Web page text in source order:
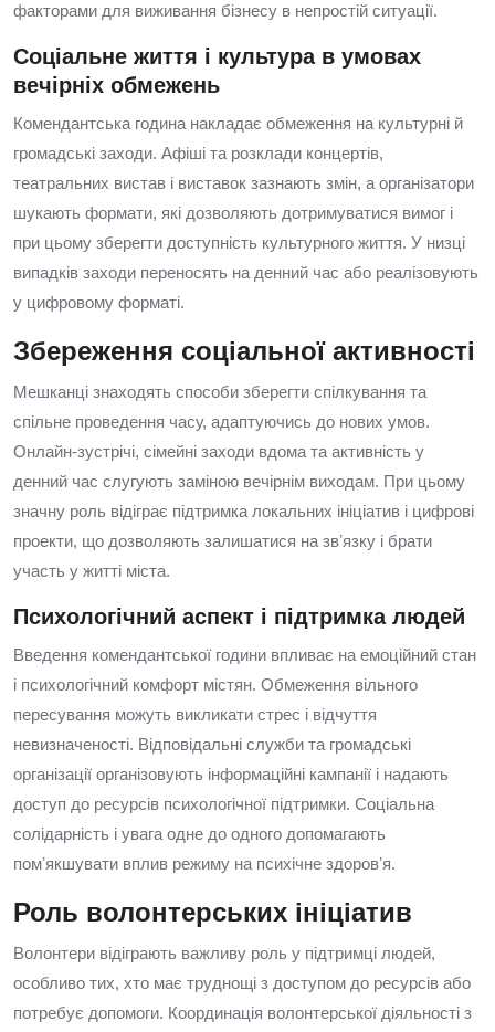
факторами для виживання бізнесу в непростій ситуації.
Соціальне життя і культура в умовах
вечірніх обмежень
Комендантська година накладає обмеження на культурні й
громадські заходи. Афіші та розклади концертів,
театральних вистав і виставок зазнають змін, а організатори
шукають формати, які дозволяють дотримуватися вимог і
при цьому зберегти доступність культурного життя. У низці
випадків заходи переносять на денний час або реалізовують
у цифровому форматі.
Збереження соціальної активності
Мешканці знаходять способи зберегти спілкування та
спільне проведення часу, адаптуючись до нових умов.
Онлайн-зустрічі, сімейні заходи вдома та активність у
денний час слугують заміною вечірнім виходам. При цьому
значну роль відіграє підтримка локальних ініціатив і цифрові
проекти, що дозволяють залишатися на звʼязку і брати
участь у житті міста.
Психологічний аспект і підтримка людей
Введення комендантської години впливає на емоційний стан
і психологічний комфорт містян. Обмеження вільного
пересування можуть викликати стрес і відчуття
невизначеності. Відповідальні служби та громадські
організації організовують інформаційні кампанії і надають
доступ до ресурсів психологічної підтримки. Соціальна
солідарність і увага одне до одного допомагають
помʼякшувати вплив режиму на психічне здоровʼя.
Роль волонтерських ініціатив
Волонтери відіграють важливу роль у підтримці людей,
особливо тих, хто має труднощі з доступом до ресурсів або
потребує допомоги. Координація волонтерської діяльності з